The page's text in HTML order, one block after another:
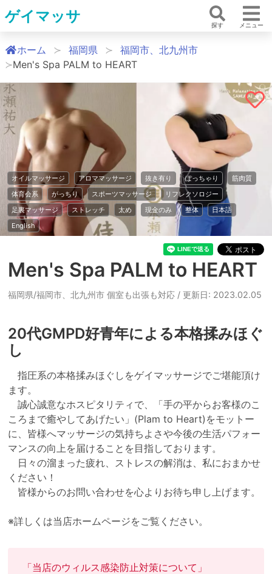
ゲイマッサ
探す メニュー
ホーム 福岡県
福岡市、北九州市
Men's Spa PALM to HEART
オイルマッサージ アロママッサージ 抜き有り ぽっちゃり
筋肉質
体育会系
がっちり スポーツマッサージ
リフレクソロジー
足裏マッサージ
ストレッチ 太め 現金のみ 整体
日本語
English
Men's Spa PALM to HEART
福岡県/福岡市、北九州市 個室も出張も対応 / 更新日: 2023.02.05
20代GMPD好青年による本格揉みほぐ
し
指圧系の本格揉みほぐしをゲイマッサージでご堪能頂け
ます。
誠心誠意なホスピタリティで、「手の平からお客様のこ
ころまで癒やしてあげたい」(Plam to Heart)をモットー
に、皆様へマッサージの気持ちよさや今後の生活パフォー
マンスの向上を届けることを目指しております。
日々の溜まった疲れ、ストレスの解消は、私におまかせ
ください！
皆様からのお問い合わせを心よりお待ち申し上げます。
※詳しくは当店ホームページをご覧ください。
「当店のウィルス感染防止対策について」